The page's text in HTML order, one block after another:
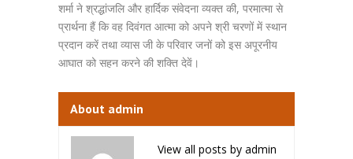
शर्मा ने श्रद्धांजलि और हार्दिक संवेदना व्यक्त की, परमात्मा से
प्रार्थना हैं कि वह दिवंगत आत्मा को अपने श्री चरणों में स्थान
प्रदान करें तथा व्यास जी के परिवार जनों को इस अपूरनीय
आघात को सहन करने की शक्ति देवें।
About admin
View all posts by admin